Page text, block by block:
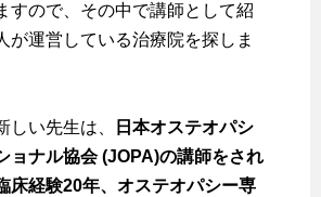
すので、その中で講師として紹
が運営している治療院を探しま
しい先生は、
日本オステオパシ
ョナル協会 (JOPA)の講師をされ
床経験20年、オステオパシー専